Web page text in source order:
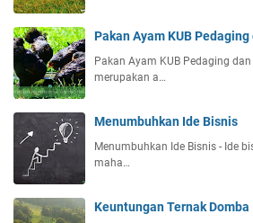
Pakan Ayam KUB
Pakan Ayam KUB Pedaging
merupakan a…
Menumbuhkan Ide Bisnis
Menumbuhkan Ide Bisnis - Ide
maha…
Keuntungan Ternak Domba